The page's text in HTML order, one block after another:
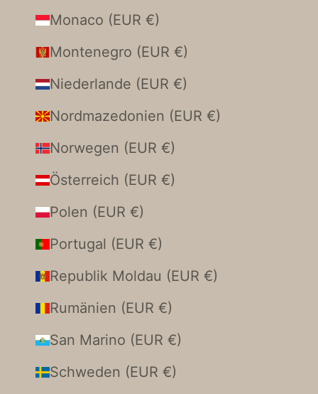
Monaco (EUR €)
Montenegro (EUR €)
Niederlande (EUR €)
Nordmazedonien (EUR €)
Norwegen (EUR €)
Österreich (EUR €)
Polen (EUR €)
Portugal (EUR €)
Republik Moldau (EUR €)
Rumänien (EUR €)
San Marino (EUR €)
Schweden (EUR €)